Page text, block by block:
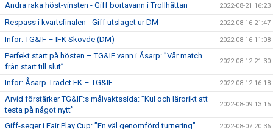
Andra raka höst-vinsten - Giff bortavann i Trollhättan 2022-08-21 16:23
Respass i kvartsfinalen - Giff utslaget ur DM 2022-08-16 21:47
Inför: TG&IF – IFK Skövde (DM) 2022-08-16 11:08
Perfekt start på hösten – TG&IF vann i Åsarp: ”Vår match
från start till slut”
2022-08-12 21:30
Inför: Åsarp-Trädet FK – TG&IF 2022-08-12 16:18
Arvid förstärker TG&IF:s målvaktssida: ”Kul och lärorikt att
testa på något nytt”
2022-08-09 13:15
Giff-seger i Fair Play Cup: ”En väl genomförd turnering” 2022-08-07 20:36